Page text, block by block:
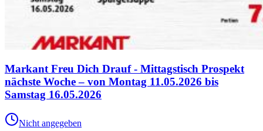
Markant Freu Dich Drauf - Mittagstisch Prospekt
nächste Woche – von Montag 11.05.2026 bis
Samstag 16.05.2026
Nicht angegeben